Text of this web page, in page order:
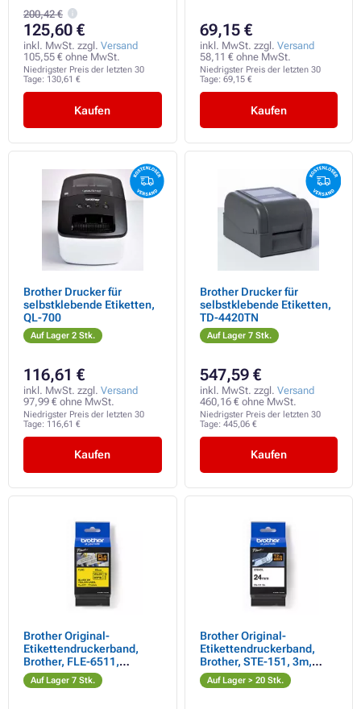
Kauf DK-22251 rot
drucken - Unverpackt
200,42 €
125,60 €
inkl. MwSt. zzgl. Versand
105,55 € ohne MwSt.
Niedrigster Preis der letzten 30
Tage: 130,61 €
Kaufen
69,15 €
inkl. MwSt. zzgl. Versand
58,11 € ohne MwSt.
Niedrigster Preis der letzten 30
Tage: 69,15 €
Kaufen
Brother Drucker für
selbstklebende Etiketten,
QL-700
Auf Lager 2 Stk.
116,61 €
inkl. MwSt. zzgl. Versand
97,99 € ohne MwSt.
Niedrigster Preis der letzten 30
Tage: 116,61 €
Kaufen
Brother Drucker für
selbstklebende Etiketten,
TD-4420TN
Auf Lager 7 Stk.
547,59 €
inkl. MwSt. zzgl. Versand
460,16 € ohne MwSt.
Niedrigster Preis der letzten 30
Tage: 445,06 €
Kaufen
Brother Original-
Etikettendruckerband,
Brother, FLE-6511,
schwarzer Druck/gelbe
Rückseite, unlaminiert,
Auf Lager 7 Stk.
Brother Original-
Etikettendruckerband,
Brother, STE-151, 3m,
24mm, Kassette mit
Schablonenband
Auf Lager > 20 Stk.